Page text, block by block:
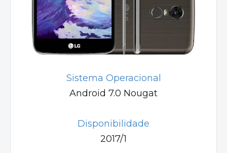
Sistema Operacional
Android 7.0 Nougat
Disponibilidade
2017/1